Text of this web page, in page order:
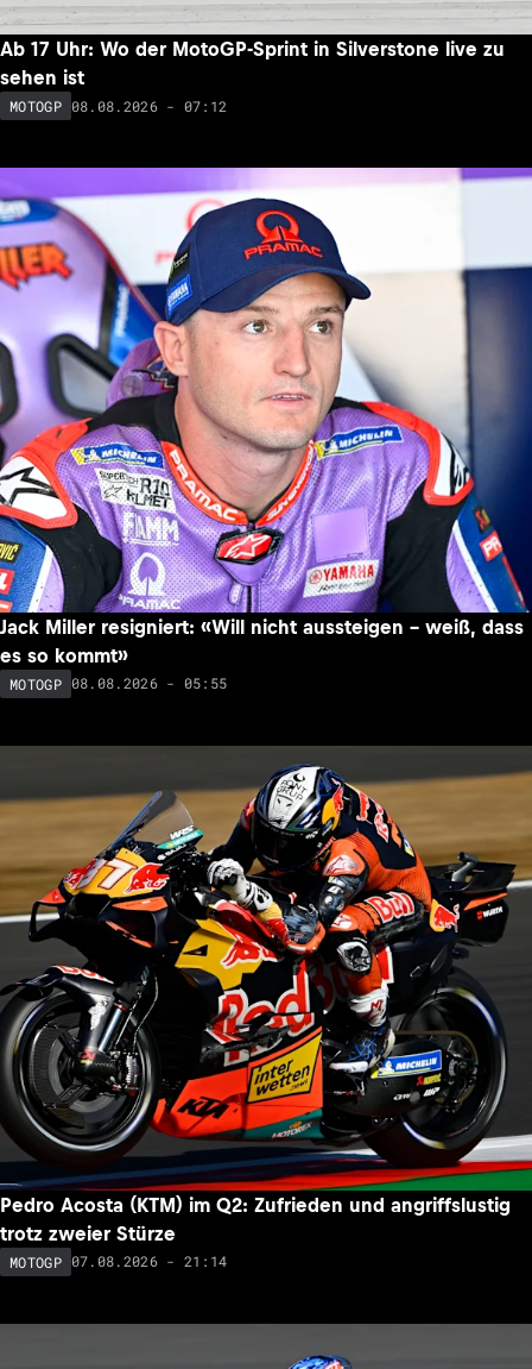
Ab 17 Uhr: Wo der MotoGP-Sprint in Silverstone live zu
sehen ist
MOTOGP 08.08.2026 - 07:12
Jack Miller resigniert: «Will nicht aussteigen – weiß, dass
es so kommt»
MOTOGP 08.08.2026 - 05:55
Pedro Acosta (KTM) im Q2: Zufrieden und angriffslustig
trotz zweier Stürze
MOTOGP 07.08.2026 - 21:14